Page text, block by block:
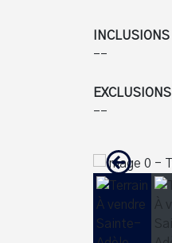
INCLUSIONS
--
EXCLUSIONS
--